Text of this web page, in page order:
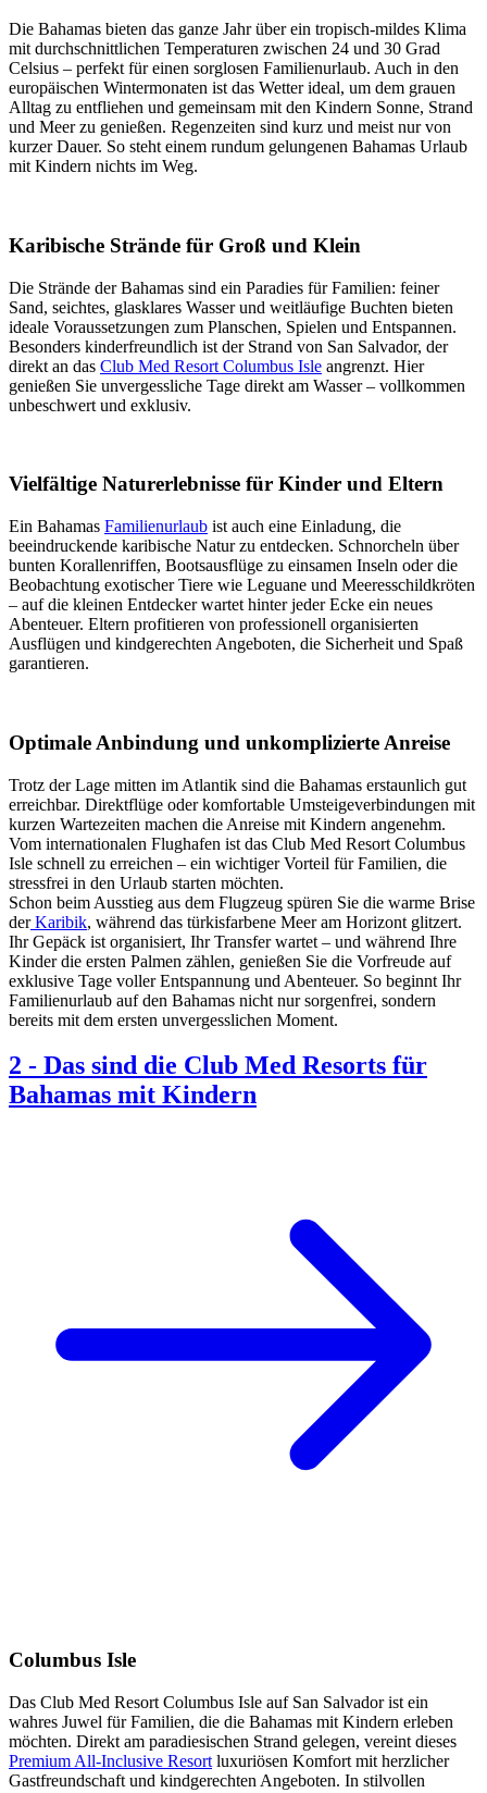
Die Bahamas bieten das ganze Jahr über ein tropisch-mildes Klima
mit durchschnittlichen Temperaturen zwischen 24 und 30 Grad
Celsius – perfekt für einen sorglosen Familienurlaub. Auch in den
europäischen Wintermonaten ist das Wetter ideal, um dem grauen
Alltag zu entfliehen und gemeinsam mit den Kindern Sonne, Strand
und Meer zu genießen. Regenzeiten sind kurz und meist nur von
kurzer Dauer. So steht einem rundum gelungenen Bahamas Urlaub
mit Kindern nichts im Weg.
Karibische Strände für Groß und Klein
Die Strände der Bahamas sind ein Paradies für Familien: feiner
Sand, seichtes, glasklares Wasser und weitläufige Buchten bieten
ideale Voraussetzungen zum Planschen, Spielen und Entspannen.
Besonders kinderfreundlich ist der Strand von San Salvador, der
direkt an das Club Med Resort Columbus Isle angrenzt. Hier
genießen Sie unvergessliche Tage direkt am Wasser – vollkommen
unbeschwert und exklusiv.
Vielfältige Naturerlebnisse für Kinder und Eltern
Ein Bahamas Familienurlaub ist auch eine Einladung, die
beeindruckende karibische Natur zu entdecken. Schnorcheln über
bunten Korallenriffen, Bootsausflüge zu einsamen Inseln oder die
Beobachtung exotischer Tiere wie Leguane und Meeresschildkröten
– auf die kleinen Entdecker wartet hinter jeder Ecke ein neues
Abenteuer. Eltern profitieren von professionell organisierten
Ausflügen und kindgerechten Angeboten, die Sicherheit und Spaß
garantieren.
Optimale Anbindung und unkomplizierte Anreise
Trotz der Lage mitten im Atlantik sind die Bahamas erstaunlich gut
erreichbar. Direktflüge oder komfortable Umsteigeverbindungen mit
kurzen Wartezeiten machen die Anreise mit Kindern angenehm.
Vom internationalen Flughafen ist das Club Med Resort Columbus
Isle schnell zu erreichen – ein wichtiger Vorteil für Familien, die
stressfrei in den Urlaub starten möchten.
Schon beim Ausstieg aus dem Flugzeug spüren Sie die warme Brise
derKaribik, während das türkisfarbene Meer am Horizont glitzert.
Ihr Gepäck ist organisiert, Ihr Transfer wartet – und während Ihre
Kinder die ersten Palmen zählen, genießen Sie die Vorfreude auf
exklusive Tage voller Entspannung und Abenteuer. So beginnt Ihr
Familienurlaub auf den Bahamas nicht nur sorgenfrei, sondern
bereits mit dem ersten unvergesslichen Moment.
2 - Das sind die Club Med Resorts für
Bahamas mit Kindern
Columbus Isle
Das Club Med Resort Columbus Isle auf San Salvador ist ein
wahres Juwel für Familien, die die Bahamas mit Kindern erleben
möchten. Direkt am paradiesischen Strand gelegen, vereint dieses
Premium All-Inclusive Resort luxuriösen Komfort mit herzlicher
Gastfreundschaft und kindgerechten Angeboten. In stilvollen